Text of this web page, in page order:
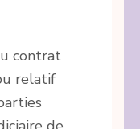
contrat
relatif